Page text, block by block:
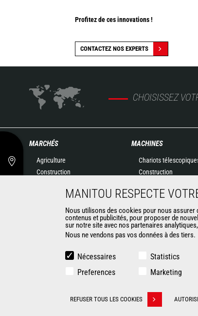
Profitez de ces innovations !
CONTACTEZ NOS EXPERTS
CHOISISSEZ
MARCHÉS
Agriculture
Construction
Pétrole & gaz
Aéronautique
Environnement
Exploitation minière
MACHINES
Chariots
Construction
Agricoles
Chargeuses articulées
Nacelles élévatrices
Chariots embarqués
Chargeuses compactes
MANITOU RESPECTE
Nous utilisons des cookies pour nous assurer
contenus et publicités, pour proposer de
sur notre site avec nos partenaires
Nous ne vendons pas vos données à des tiers.
Nécessaires
Statistics
Preferences
Marketing
REFUSER TOUS LES COOKIES
Retirer son consentement